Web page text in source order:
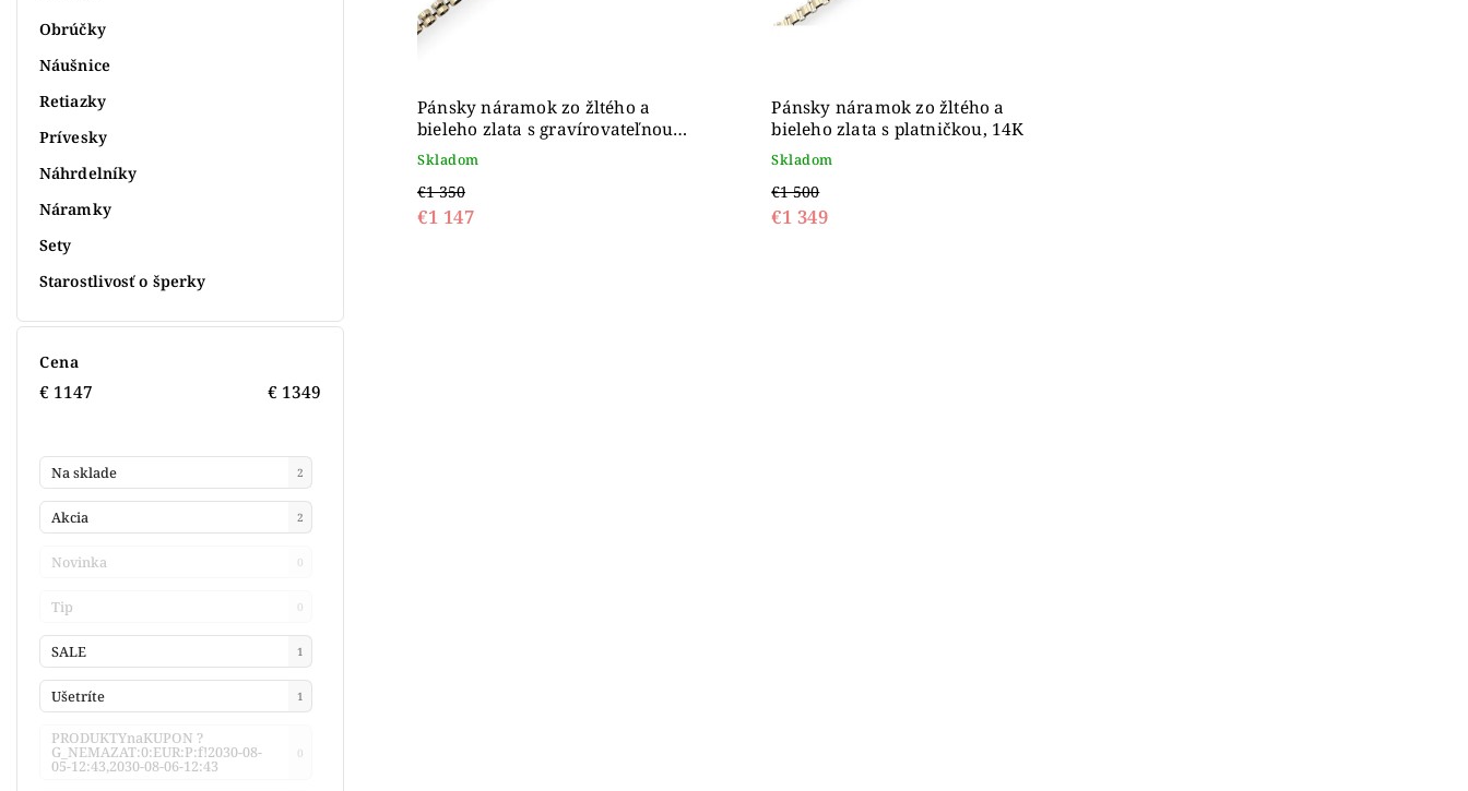
Obrúčky
Náušnice
Retiazky
Prívesky
Náhrdelníky
Náramky
Sety
Starostlivosť o šperky
Cena
€ 1147 € 1349
Na sklade 2
Akcia 2
Novinka 0
Tip 0
SALE 1
Ušetríte 1
PRODUKTYnaKUPON ?
G_NEMAZAT:0:EUR:P:f!2030-08-
05-12:43,2030-08-06-12:43
0
Pánsky náramok zo žltého a
bieleho zlata s gravírovateľnou
platničkou a jemným
matovaním, 14K
Skladom
€1 350
€1 147
Pánsky náramok zo žltého a
bieleho zlata s platničkou, 14K
Skladom
€1 500
€1 349